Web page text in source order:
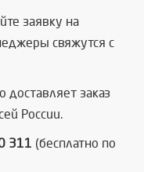
заявку на
свяжутся с
доставляет заказ
России.
311 (бесплатно по